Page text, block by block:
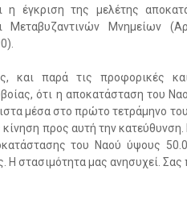
η έγκριση της μελέτης
Μεταβυζαντινών Μνημείων
και παρά τις προφορικές
ότι η αποκατάσταση του
μέσα στο πρώτο τετράμηνο
προς αυτή την
του Ναού ύψους
Η στασιμότητα μας ανησυχεί.